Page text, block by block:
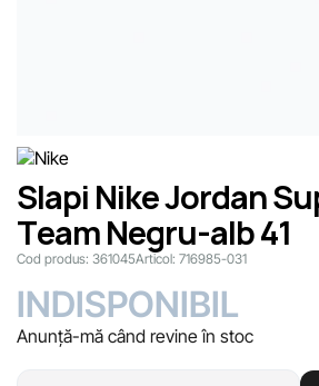
Slapi Nike Jordan
Team Negru-alb 41
Cod produs: 361045Articol: 716985-031
INDISPONIBIL
Anunță-mă când revine în stoc